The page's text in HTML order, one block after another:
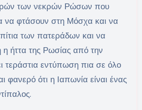
των νεκρών Ρώσων που
να φτάσουν στη Μόσχα και να
των πατεράδων και να
η ήττα της Ρωσίας από την
τεράστια εντύπωση πια σε όλο
φανερό ότι η Ιαπωνία είναι ένας